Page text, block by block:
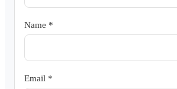
Name *
Email *